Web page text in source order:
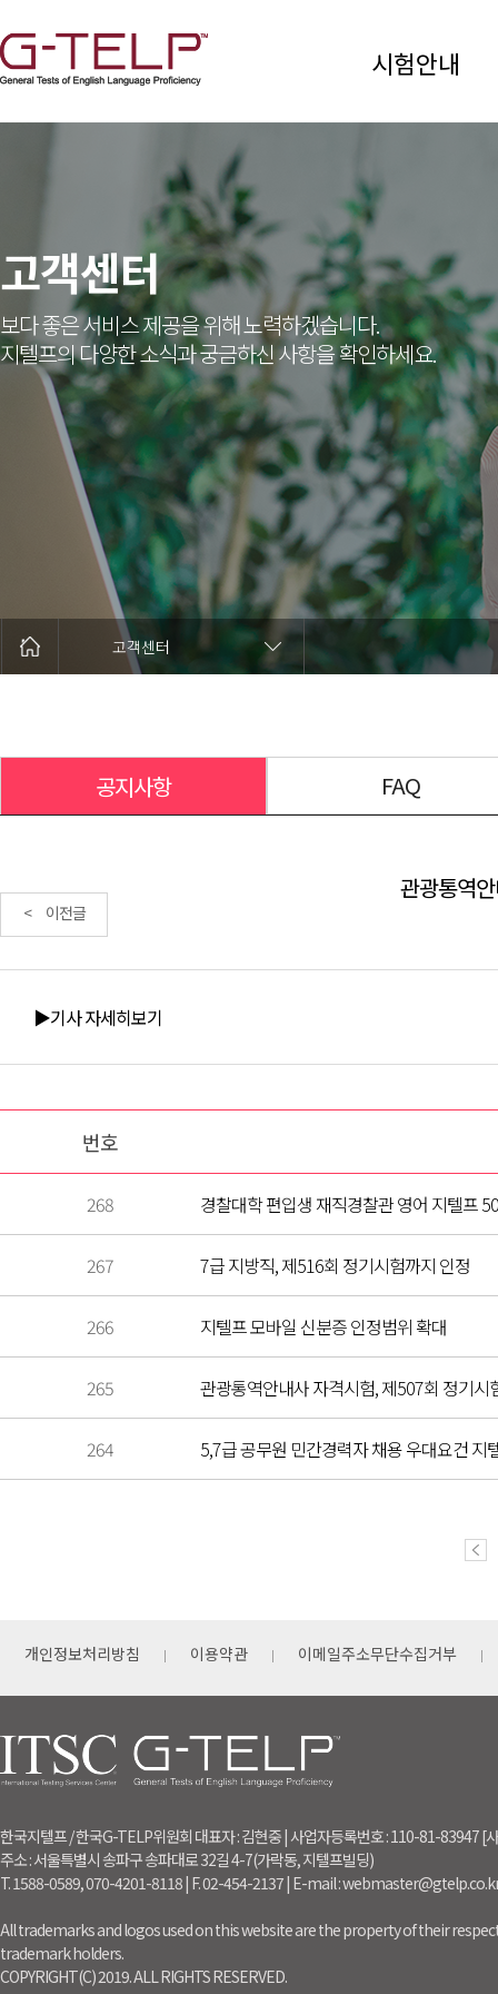
시험안내
고객센터
보다 좋은 서비스 제공을 위해 노력하겠습니다.
지텔프의 다양한 소식과 궁금하신 사항을 확인하세요.
고객센터
공지사항 FAQ
관광통역
< 이전글
▶기사 자세히보기
번호
268 경찰대학 편입생 재직경찰관 영어 지텔프
267 7급 지방직, 제516회 정기시험까지 인정
266 지텔프 모바일 신분증 인정범위 확대
265 관광통역안내사 자격시험, 제507회 정기시
264 5,7급 공무원 민간경력자 채용 우대요건 지
개인정보처리방침 이용약관 이메일주소무단수집거부
한국지텔프 / 한국G-TELP위원회 대표자 : 김현중 | 사업자등록번호 : 110-81-83947
주소 : 서울특별시 송파구 송파대로 32길 4-7(가락동, 지텔프빌딩)
T. 1588-0589, 070-4201-8118 | F. 02-454-2137 | E-mail :
All trademarks and logos used on this website are the property of their
trademark holders.
COPYRIGHT(C) 2019. ALL RIGHTS RESERVED.